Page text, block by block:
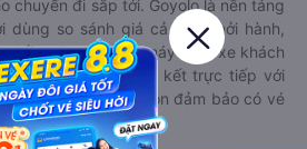
chuyến đi sắp tới. Goyolo là nền tảng
dùng so sánh giá cả, giờ khởi hành,
phương tiện máy bay, xe khách
Goyolo được liên kết trực tiếp với
và tàu hoả, luôn đảm bảo có vé